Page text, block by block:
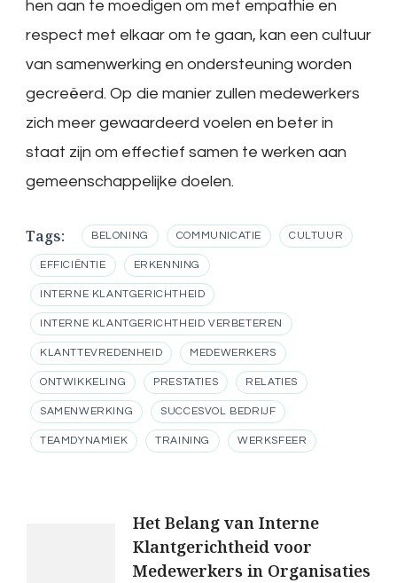
hen aan te moedigen om met empathie en
respect met elkaar om te gaan, kan een cultuur
van samenwerking en ondersteuning worden
gecreëerd. Op die manier zullen medewerkers
zich meer gewaardeerd voelen en beter in
staat zijn om effectief samen te werken aan
gemeenschappelijke doelen.
Tags: BELONING COMMUNICATIE CULTUUR
EFFICIËNTIE ERKENNING
INTERNE KLANTGERICHTHEID
INTERNE KLANTGERICHTHEID VERBETEREN
KLANTTEVREDENHEID MEDEWERKERS
ONTWIKKELING PRESTATIES RELATIES
SAMENWERKING SUCCESVOL BEDRIJF
TEAMDYNAMIEK TRAINING WERKSFEER
Berichtnavigatie
Het Belang van Interne
Klantgerichtheid voor
Medewerkers in Organisaties